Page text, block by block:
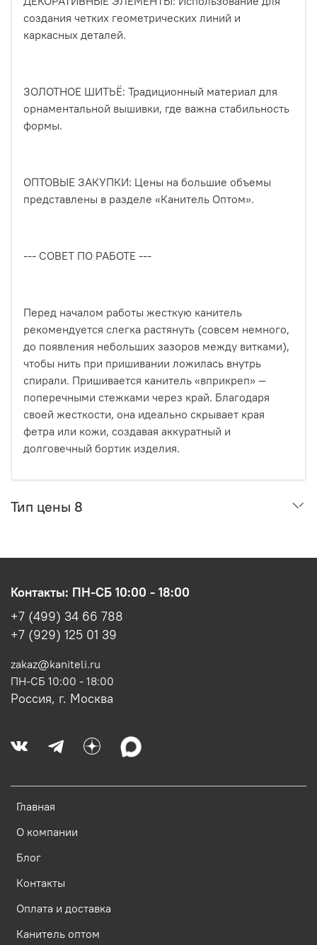
создания четких геометрических линий и
каркасных деталей.
ЗОЛОТНОЕ ШИТЬЁ: Традиционный материал для
орнаментальной вышивки, где важна стабильность
формы.
ОПТОВЫЕ ЗАКУПКИ: Цены на большие объемы
представлены в разделе «Канитель Оптом».
--- СОВЕТ ПО РАБОТЕ ---
Перед началом работы жесткую канитель
рекомендуется слегка растянуть (совсем немного,
до появления небольших зазоров между витками),
чтобы нить при пришивании ложилась внутрь
спирали. Пришивается канитель «вприкреп» —
поперечными стежками через край. Благодаря
своей жесткости, она идеально скрывает края
фетра или кожи, создавая аккуратный и
долговечный бортик изделия.
Тип цены 8
Главная
О компании
Блог
Контакты
Оплата и доставка
Канитель оптом
Контакты: ПН-СБ 10:00 - 18:00
+7 (499) 34 66 788
+7 (929) 125 01 39
zakaz@kaniteli.ru
ПН-СБ 10:00 - 18:00
Россия, г. Москва